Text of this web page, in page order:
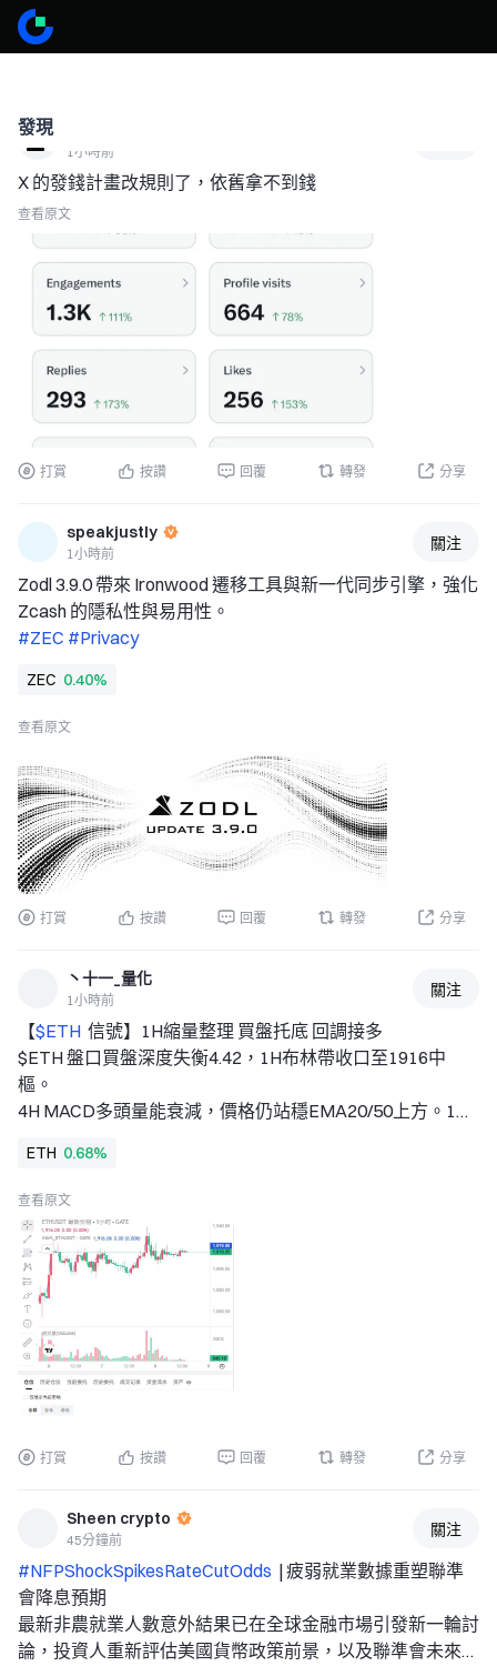
發現
1小時前
X 的發錢計畫改規則了，依舊拿不到錢
查看原文
打賞 按讚 回覆 轉發 分享
speakjustly
1小時前
關注
Zodl 3.9.0 帶來 Ironwood 遷移工具與新一代同步引擎，強化
Zcash 的隱私性與易用性。
#ZEC
#Privacy
ZEC 0.40%
查看原文
打賞 按讚 回覆 轉發 分享
丶十一_量化
1小時前
關注
【$ETH 信號】1H縮量整理 買盤托底 回調接多
$ETH 盤口買盤深度失衡4.42，1H布林帶收口至1916中
樞。
4H MACD多頭量能衰減，價格仍站穩EMA20/50上方。1H
方接單紮實。
🎯方向：做多
⚡入場/掛單：1911.0218 - 1916.2300
🛑止損：1890.1889
🚀目標1：1955.2916
🚀目標2：1974.8224
🛡️交易管理：
- 到達目標1後減倉50%，止損上移至保本位。若價格跌回
入場位，自動離場，保護本金。
深度邏輯：OI穩定，資金費率0.0021%，空頭未形成壓制。
持。買盤深度占比63%，主動買盤占優。此處盈虧比約
查看即時行情 👇 $ETH
關注我：獲取更多加密市場即時分析與洞察！
#MoonshotAIPreIPOs开启
发行价150.80元中一签能赚多少
$BTC $ETH $SOL
ETH 0.68%
查看原文
打賞 按讚 回覆 轉發 分享
Sheen crypto
45分鐘前
關注
#NFPShockSpikesRateCutOdds | 疲弱就業數據重塑聯準
會降息預期
最新非農就業人數意外結果已在全球金融市場引發新一輪討
論，投資人重新評估美國貨幣政策前景，以及聯準會未來降